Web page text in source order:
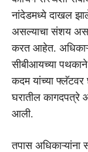
नांदेडमध्ये दाखल
असल्याचा संशय
करत आहेत.
सीबीआयच्या पथकाने
कदम यांच्या फ्लॅटवर
घरातील कागदपत्रे
आली.
तपास